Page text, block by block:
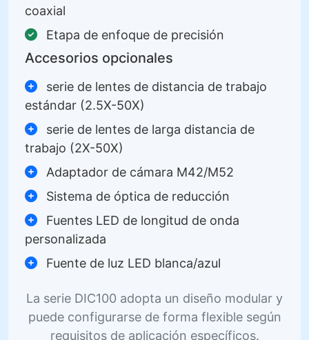
coaxial
Etapa de enfoque de precisión
Accesorios opcionales
serie de lentes de distancia de trabajo
estándar (2.5X-50X)
serie de lentes de larga distancia de
trabajo (2X-50X)
Adaptador de cámara M42/M52
Sistema de óptica de reducción
Fuentes LED de longitud de onda
personalizada
Fuente de luz LED blanca/azul
La serie DIC100 adopta un diseño modular y
puede configurarse de forma flexible según
requisitos de aplicación específicos.